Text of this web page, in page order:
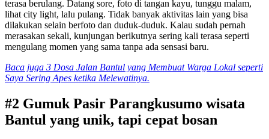
terasa berulang. Datang sore, foto di tangan kayu, tunggu malam,
lihat city light, lalu pulang. Tidak banyak aktivitas lain yang bisa
dilakukan selain berfoto dan duduk-duduk. Kalau sudah pernah
merasakan sekali, kunjungan berikutnya sering kali terasa seperti
mengulang momen yang sama tanpa ada sensasi baru.
Baca juga 3 Dosa Jalan Bantul yang Membuat Warga Lokal seperti
Saya Sering Apes ketika Melewatinya.
#2 Gumuk Pasir Parangkusumo wisata
Bantul yang unik, tapi cepat bosan